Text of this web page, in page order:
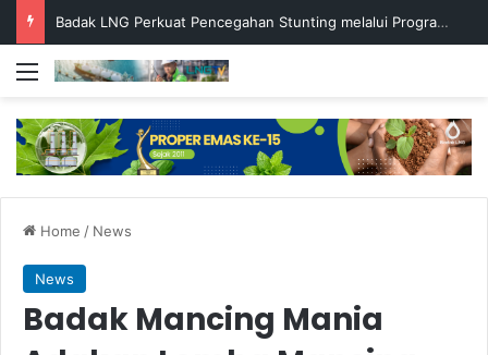
Badak LNG Perkuat Pencegahan Stunting melalui Program Akar Ranting
Menu
Home / News
News
Badak Mancing Mania